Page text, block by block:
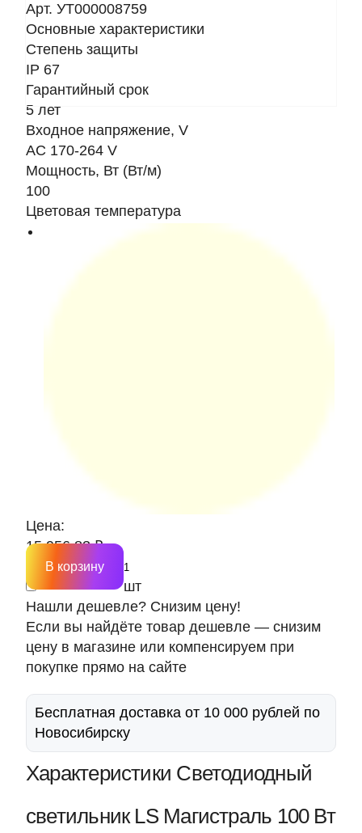
Арт. УТ000008759
Основные характеристики
Степень защиты
IP 67
Гарантийный срок
5 лет
Входное напряжение, V
AC 170-264 V
Мощность, Вт (Вт/м)
100
Цветовая температура
Цена:
15 956.83 ₽
шт
В корзину
Нашли дешевле? Снизим цену!
Если вы найдёте товар дешевле — снизим
цену в магазине или компенсируем при
покупке прямо на сайте
Бесплатная доставка от 10 000 рублей по
Новосибирску
Характеристики Светодиодный
светильник LS Магистраль 100 Вт